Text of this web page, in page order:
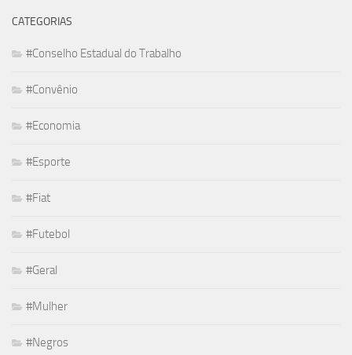
CATEGORIAS
#Conselho Estadual do Trabalho
#Convênio
#Economia
#Esporte
#Fiat
#Futebol
#Geral
#Mulher
#Negros